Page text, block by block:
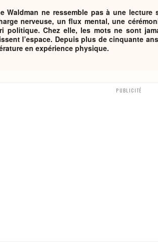
Waldman ne ressemble pas à une
nerveuse, un flux mental, une
politique. Chez elle, les mots ne sont
l’espace. Depuis plus de cinquante
en expérience physique.
PUBLICITÉ